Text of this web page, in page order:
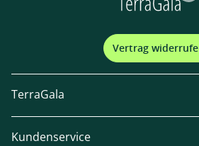
Vertrag
TerraGala
Kundenservice